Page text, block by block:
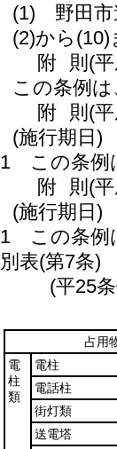
(1)
野田
(2)から(10)
附 則 (
この条例
附 則 (
(施行期日)
1
この条例
附 則 (
(施行期日)
1
この条例
別表(第7条)
(平25
占用
電
柱
類
電柱
電話柱
街灯類
送電塔